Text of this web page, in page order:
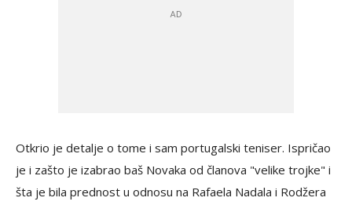
Otkrio je detalje o tome i sam portugalski teniser. Ispričao
je i zašto je izabrao baš Novaka od članova "velike trojke" i
šta je bila prednost u odnosu na Rafaela Nadala i Rodžera